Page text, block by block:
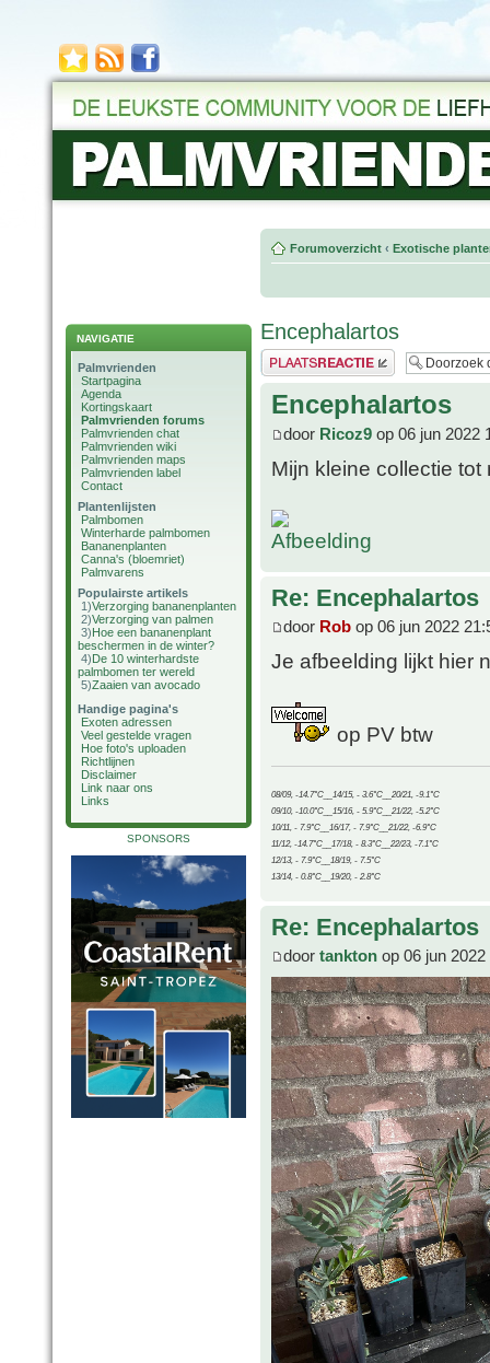
NAVIGATIE
Palmvrienden
Startpagina
Agenda
Kortingskaart
Palmvrienden forums
Palmvrienden chat
Palmvrienden wiki
Palmvrienden maps
Palmvrienden label
Contact
Plantenlijsten
Palmbomen
Winterharde palmbomen
Bananenplanten
Canna's (bloemriet)
Palmvarens
Populairste artikels
1)Verzorging bananenplanten
2)Verzorging van palmen
3)Hoe een bananenplant
beschermen in de winter?
4)De 10 winterhardste
palmbomen ter wereld
5)Zaaien van avocado
Handige pagina's
Exoten adressen
Veel gestelde vragen
Hoe foto's uploaden
Richtlijnen
Disclaimer
Link naar ons
Links
SPONSORS
Forumoverzicht ‹ Exotische
Encephalartos
Plaats een reactie
Encephalartos
door Ricoz9 op 06 jun 2022
Mijn kleine collectie tot
Re: Encephalartos
door Rob op 06 jun 2022
Je afbeelding lijkt hier
op PV btw
08/09, -14.7°C__14/15, - 3.6°C__20/21, -9.1°C
09/10, -10.0°C__15/16, - 5.9°C__21/22, -5.2°C
10/11, - 7.9°C__16/17, - 7.9°C__21/22, -6.9°C
11/12, -14.7°C__17/18, - 8.3°C__22/23, -7.1°C
12/13, - 7.9°C__18/19, - 7.5°C
13/14, - 0.8°C__19/20, - 2.8°C
Re: Encephalartos
door tankton op 06 jun 2022